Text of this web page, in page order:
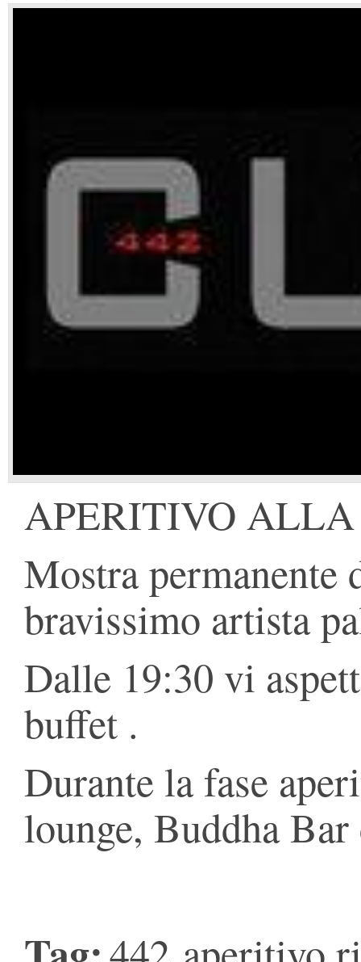
APERITIVO
Mostra permanente
bravissimo artista
Dalle 19:30 vi
buffet .
Durante la fase
lounge, Buddha